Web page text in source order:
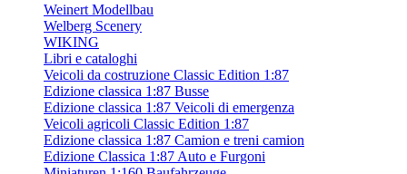
Weinert Modellbau
Welberg Scenery
WIKING
Libri e cataloghi
Veicoli da costruzione Classic Edition 1:87
Edizione classica 1:87 Busse
Edizione classica 1:87 Veicoli di emergenza
Veicoli agricoli Classic Edition 1:87
Edizione classica 1:87 Camion e treni camion
Edizione Classica 1:87 Auto e Furgoni